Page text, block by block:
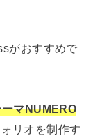
がおすすめで
マNUMERO
リオを制作す